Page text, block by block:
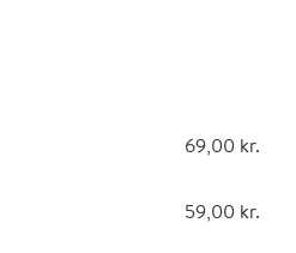
69,00 kr.
59,00 kr.